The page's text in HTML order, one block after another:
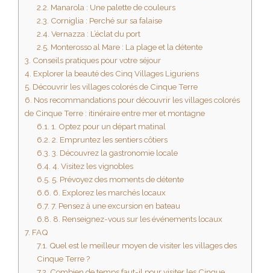
2.2. Manarola : Une palette de couleurs
2.3. Corniglia : Perché sur sa falaise
2.4. Vernazza : L’éclat du port
2.5. Monterosso al Mare : La plage et la détente
3. Conseils pratiques pour votre séjour
4. Explorer la beauté des Cinq Villages Liguriens
5. Découvrir les villages colorés de Cinque Terre
6. Nos recommandations pour découvrir les villages colorés
de Cinque Terre : itinéraire entre mer et montagne
6.1. 1. Optez pour un départ matinal
6.2. 2. Empruntez les sentiers côtiers
6.3. 3. Découvrez la gastronomie locale
6.4. 4. Visitez les vignobles
6.5. 5. Prévoyez des moments de détente
6.6. 6. Explorez les marchés locaux
6.7. 7. Pensez à une excursion en bateau
6.8. 8. Renseignez-vous sur les événements locaux
7. FAQ
7.1. Quel est le meilleur moyen de visiter les villages des
Cinque Terre ?